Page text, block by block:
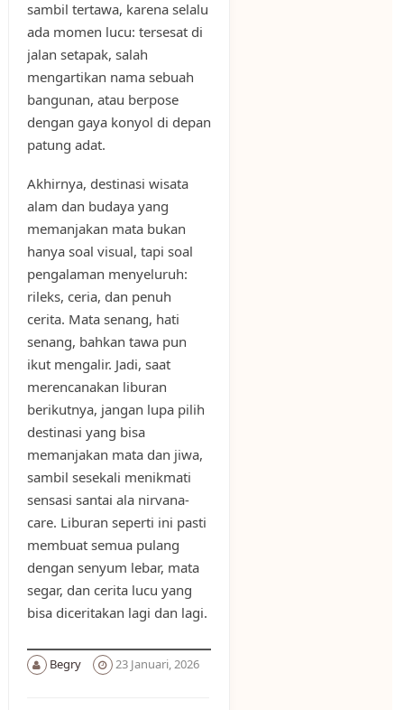
sambil tertawa, karena selalu
ada momen lucu: tersesat di
jalan setapak, salah
mengartikan nama sebuah
bangunan, atau berpose
dengan gaya konyol di depan
patung adat.
Akhirnya, destinasi wisata
alam dan budaya yang
memanjakan mata bukan
hanya soal visual, tapi soal
pengalaman menyeluruh:
rileks, ceria, dan penuh
cerita. Mata senang, hati
senang, bahkan tawa pun
ikut mengalir. Jadi, saat
merencanakan liburan
berikutnya, jangan lupa pilih
destinasi yang bisa
memanjakan mata dan jiwa,
sambil sesekali menikmati
sensasi santai ala nirvana-
care. Liburan seperti ini pasti
membuat semua pulang
dengan senyum lebar, mata
segar, dan cerita lucu yang
bisa diceritakan lagi dan lagi.
Begry 23 Januari, 2026